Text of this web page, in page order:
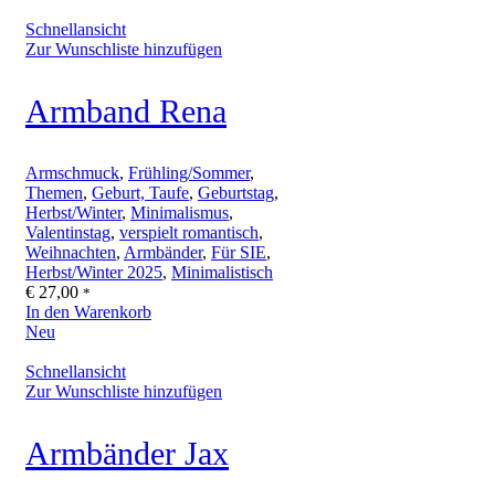
Schnellansicht
Zur Wunschliste hinzufügen
Armband Rena
Armschmuck, Frühling/Sommer,
Themen, Geburt, Taufe, Geburtstag,
Herbst/Winter, Minimalismus,
Valentinstag, verspielt romantisch,
Weihnachten, Armbänder, Für SIE,
Herbst/Winter 2025, Minimalistisch
€ 27,00 *
In den Warenkorb
Neu
Schnellansicht
Zur Wunschliste hinzufügen
Armbänder Jax